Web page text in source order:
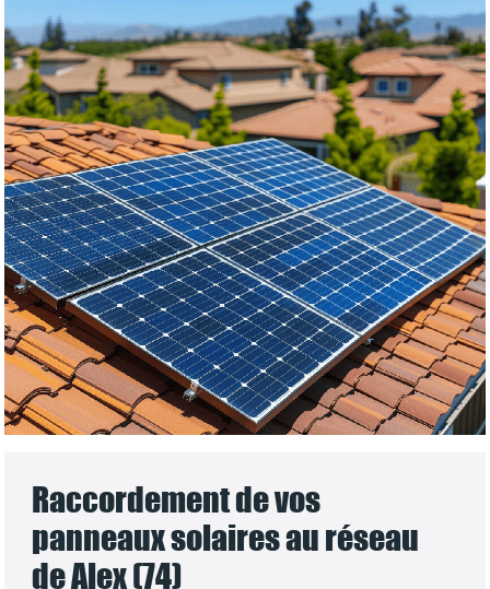
Raccordement de vos
panneaux solaires au réseau
de Alex (74)